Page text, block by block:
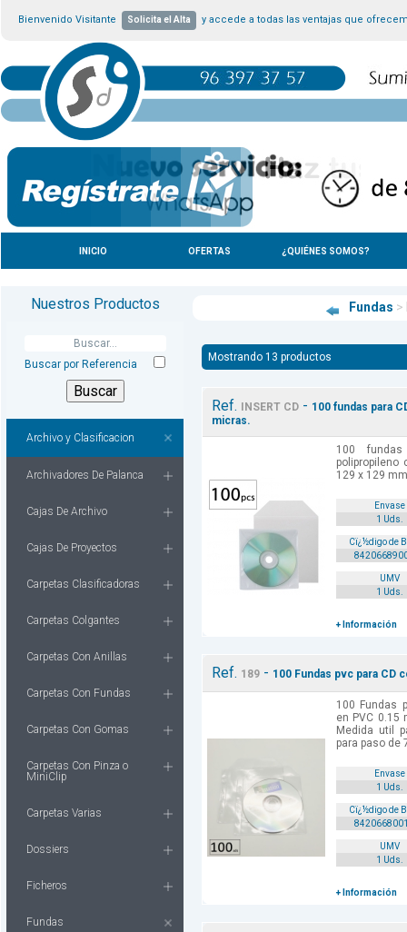
Bienvenido Visitante Solicita el Alta y accede a todas las ventajas que
INICIO OFERTAS ¿QUIÉNES SOMOS?
Nuestros Productos
Buscar por Referencia
Archivo y Clasificacion
Archivadores De Palanca
Cajas De Archivo
Cajas De Proyectos
Carpetas Clasificadoras
Carpetas Colgantes
Carpetas Con Anillas
Carpetas Con Fundas
Carpetas Con Gomas
Carpetas Con Pinza o
MiniClip
Carpetas Varias
Dossiers
Ficheros
Fundas
Fundas >
Mostrando 13 productos
Ref. INSERT CD - 100 fundas para
micras.
100
polipropileno
129 x 129
Envase
1 Uds.
Cï¿½digo de
UMV
1 Uds.
+ Información
Ref. 189 - 100 Fundas pvc para CD
100 Fundas
en PVC 0.15
Medida util
para paso de
Envase
1 Uds.
Cï¿½digo de
UMV
1 Uds.
+ Información